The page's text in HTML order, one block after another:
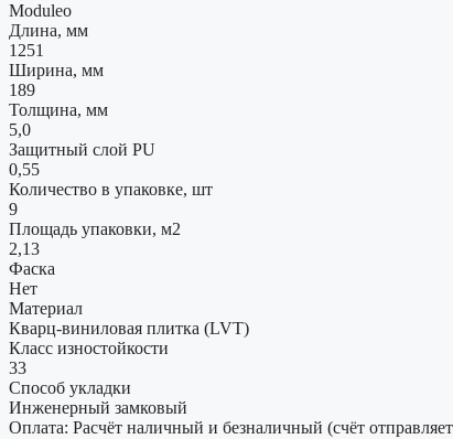
Moduleo
Длина, мм
1251
Ширина, мм
189
Толщина, мм
5,0
Защитный слой PU
0,55
Количество в упаковке, шт
9
Площадь упаковки, м2
2,13
Фаска
Нет
Материал
Кварц-виниловая плитка (LVT)
Класс изностойкости
33
Способ укладки
Инженерный замковый
Оплата: Расчёт наличный и безналичный (счёт